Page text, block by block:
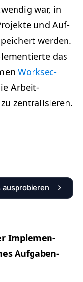
war, in
und Auf­
wer­den.
das
Work­sec­
Arbeit­
zentralisieren.
ausprobieren
Imple­men­
Aufgaben-